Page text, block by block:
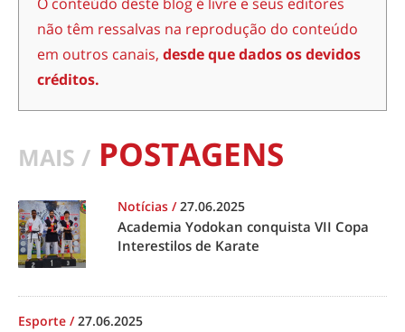
não têm ressalvas na reprodução do conteúdo
em outros canais, desde que dados os devidos
créditos.
MAIS / POSTAGENS
Notícias /27.06.2025
Academia Yodokan conquista VII Copa
Interestilos de Karate
Esporte /27.06.2025